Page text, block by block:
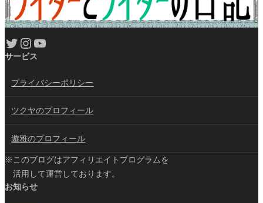
Twitter Instagram YouTube
サービス
プライバシーポリシー
ツクヤのプロフィール
遊雅のプロフィール
※このブログはアフィリエイトプログラムを
活用して運営しております。
お知らせ